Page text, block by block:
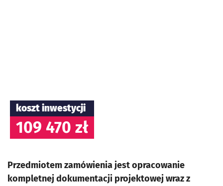
koszt inwestycji
109 470 zł
Przedmiotem zamówienia jest opracowanie
kompletnej dokumentacji projektowej wraz z